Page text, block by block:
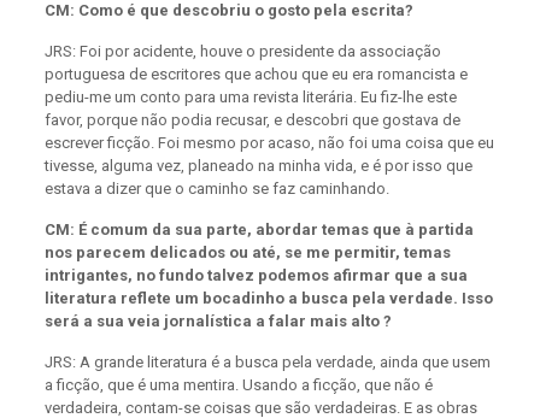
CM: Como é que descobriu o gosto pela escrita?
JRS: Foi por acidente, houve o presidente da associação
portuguesa de escritores que achou que eu era romancista e
pediu-me um conto para uma revista literária. Eu fiz-lhe este
favor, porque não podia recusar, e descobri que gostava de
escrever ficção. Foi mesmo por acaso, não foi uma coisa que eu
tivesse, alguma vez, planeado na minha vida, e é por isso que
estava a dizer que o caminho se faz caminhando.
CM: É comum da sua parte, abordar temas que à partida
nos parecem delicados ou até, se me permitir, temas
intrigantes, no fundo talvez podemos afirmar que a sua
literatura reflete um bocadinho a busca pela verdade. Isso
será a sua veia jornalística a falar mais alto ?
JRS: A grande literatura é a busca pela verdade, ainda que usem
a ficção, que é uma mentira. Usando a ficção, que não é
verdadeira, contam-se coisas que são verdadeiras. E as obras